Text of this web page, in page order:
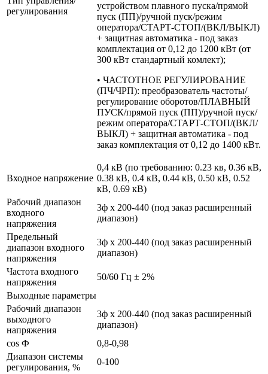
регулирования
устройством плавного пуска/прямой
пуск (ПП)/ручной пуск/режим
оператора/СТАРТ-СТОП/(ВКЛ/ВЫКЛ)
+ защитная автоматика - под заказ
комплектация от 0,12 до 1200 кВт (от
300 кВт стандартный комлект);
• ЧАСТОТНОЕ РЕГУЛИРОВАНИЕ
(ПЧ/ЧРП): преобразователь частоты/
регулирование оборотов/ПЛАВНЫЙ
ПУСК/прямой пуск (ПП)/ручной пуск/
режим оператора/СТАРТ-СТОП/(ВКЛ/
ВЫКЛ) + защитная автоматика - под
заказ комплектация от 0,12 до 1400 кВт.
Входное напряжение
0,4 кВ (по требованию: 0.23 кв, 0.36 кВ,
0.38 кВ, 0.4 кВ, 0.44 кВ, 0.50 кВ, 0.52
кВ, 0.69 кВ)
Рабочий диапазон
входного
напряжения
3ф х 200-440 (под заказ расширенный
диапазон)
Предельный
диапазон входного
напряжения
3ф х 200-440 (под заказ расширенный
диапазон)
Частота входного
напряжения
50/60 Гц ± 2%
Выходные параметры
Рабочий диапазон
выходного
напряжения
3ф х 200-440 (под заказ расширенный
диапазон)
cos Ф
0,8-0,98
Диапазон системы
регулирования, %
0-100